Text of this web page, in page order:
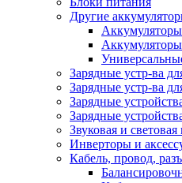
Другие
Зарядные устр-ва
Зарядные устр-ва
Зарядные
Зарядные
Звуковая и
Инверторы и
Кабель, провод,